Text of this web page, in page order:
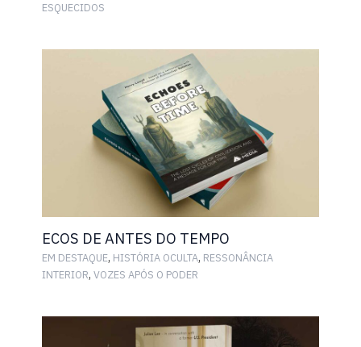
ESQUECIDOS
ECOS DE ANTES DO TEMPO
EM DESTAQUE, HISTÓRIA OCULTA, RESSONÂNCIA
INTERIOR, VOZES APÓS O PODER